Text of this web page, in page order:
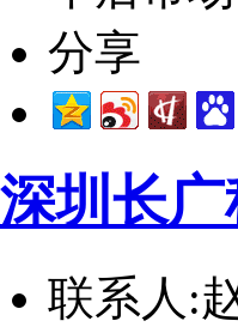
深圳长
联系人: